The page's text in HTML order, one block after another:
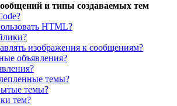
и типы создаваемых тем
HTML?
изображения к сообщениям?
объявления?
темы?
темы?
тем?